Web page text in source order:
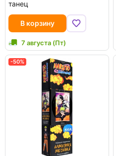
танец
В корзину
7 августа (Пт)
-50%